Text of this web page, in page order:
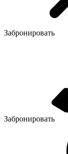
Забронировать
Забронировать